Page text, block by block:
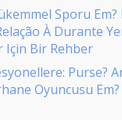
Sporu Em?
À Durante
Için Bir Rehber
Purse?
Oyuncusu Em?